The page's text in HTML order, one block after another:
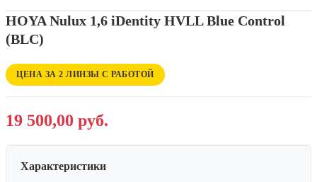
HOYA Nulux 1,6 iDentity HVLL Blue Control
(BLC)
ЦЕНА ЗА 2 ЛИНЗЫ С РАБОТОЙ
19 500,00 руб.
Характеристики